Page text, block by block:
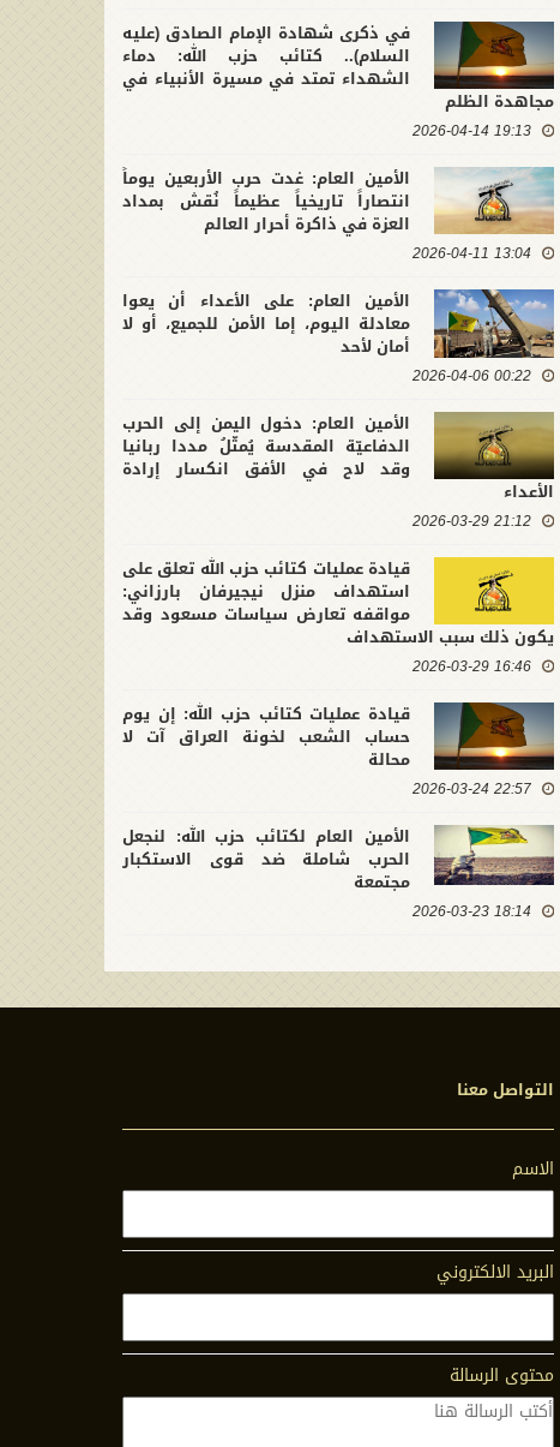
المقاومة.. الأمين العام لكتائب حزب
الله: نجدد العهد لحامل الراية على
الثبات في النهج المقاوم لهيمنة
المستكبرين والظلمة
2026-07-10 21:40:51
إن الأولوية التي تفرضها المرحلة
حماية وعي الأمة وتثبيت جبهة
2026-06-26 11:39:41
في ذكرى شهادة الإمام الصادق (عليه
السلام).. كتائب حزب الله: دماء
الشهداء تمتد في مسيرة الأنبياء في
مجاهدة الظلم
19:13 2026-04-14
الأمين العام: غدت حرب الأربعين يوماً
انتصاراً تاريخياً عظيماً نُقش بمداد
العزة في ذاكرة أحرار العالم
13:04 2026-04-11
الأمين العام: على الأعداء أن يعوا
معادلة اليوم، إما الأمن للجميع، أو لا
أمان لأحد
00:22 2026-04-06
الأمين العام: دخول اليمن إلى الحرب
الدفاعيّة المقدسة يُمثّلُ مددا ربانيا
وقد لاح في الأفق انكسار إرادة
الأعداء
21:12 2026-03-29
قيادة عمليات كتائب حزب الله تعلق على
استهداف منزل نيجيرفان بارزاني:
مواقفه تعارض سياسات مسعود وقد
يكون ذلك سبب الاستهداف
16:46 2026-03-29
قيادة عمليات كتائب حزب الله: إن يوم
حساب الشعب لخونة العراق آت لا
محالة
22:57 2026-03-24
الأمين العام لكتائب حزب الله: لنجعل
الحرب شاملة ضد قوى الاستكبار
مجتمعة
18:14 2026-03-23
التواصل معنا
الاسم
البريد الالكتروني
محتوى الرسالة